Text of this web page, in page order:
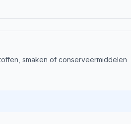
smaken of conserveermiddelen